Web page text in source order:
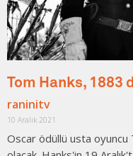
Tom Hanks, 1883
raninitv
10 Aralık 2021
Oscar ödüllü usta